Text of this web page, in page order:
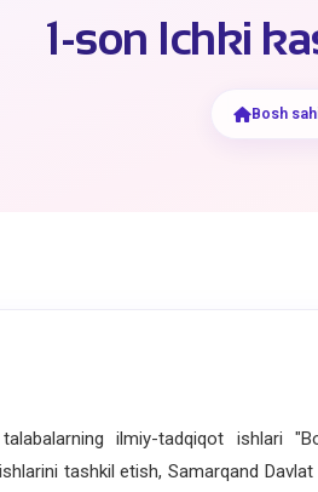
1-son Ichki
Bosh
ilmiy-tadqiqot ishlari
tashkil etish, Samarqand